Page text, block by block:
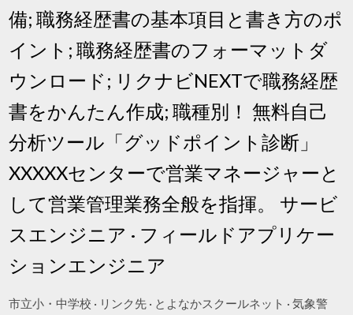
備; 職務経歴書の基本項目と書き方のポ
イント; 職務経歴書のフォーマットダ
ウンロード; リクナビNEXTで職務経歴
書をかんたん作成; 職種別！ 無料自己
分析ツール「グッドポイント診断」
XXXXXセンターで営業マネージャーと
して営業管理業務全般を指揮。 サービ
スエンジニア · フィールドアプリケー
ションエンジニア
市立小・中学校 · リンク先 · とよなかスクールネット · 気象警